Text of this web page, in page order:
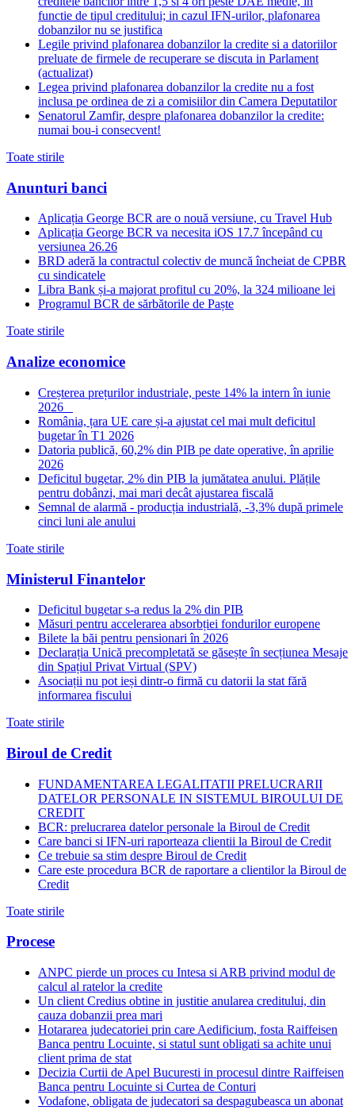
functie de tipul creditului; in cazul IFN-urilor, plafonarea
dobanzilor nu se justifica
Legile privind plafonarea dobanzilor la credite si a datoriilor
preluate de firmele de recuperare se discuta in Parlament
(actualizat)
Legea privind plafonarea dobanzilor la credite nu a fost
inclusa pe ordinea de zi a comisiilor din Camera Deputatilor
Senatorul Zamfir, despre plafonarea dobanzilor la credite:
numai bou-i consecvent!
Toate stirile
Anunturi banci
Aplicația George BCR are o nouă versiune, cu Travel Hub
Aplicația George BCR va necesita iOS 17.7 începând cu
versiunea 26.26
BRD aderă la contractul colectiv de muncă încheiat de CPBR
cu sindicatele
Libra Bank și-a majorat profitul cu 20%, la 324 milioane lei
Programul BCR de sărbătorile de Paște
Toate stirile
Analize economice
Creșterea prețurilor industriale, peste 14% la intern în iunie
2026
România, țara UE care și-a ajustat cel mai mult deficitul
bugetar în T1 2026
Datoria publică, 60,2% din PIB pe date operative, în aprilie
2026
Deficitul bugetar, 2% din PIB la jumătatea anului. Plățile
pentru dobânzi, mai mari decât ajustarea fiscală
Semnal de alarmă - producția industrială, -3,3% după primele
cinci luni ale anului
Toate stirile
Ministerul Finantelor
Deficitul bugetar s-a redus la 2% din PIB
Măsuri pentru accelerarea absorbției fondurilor europene
Bilete la băi pentru pensionari în 2026
Declarația Unică precompletată se găsește în secțiunea Mesaje
din Spațiul Privat Virtual (SPV)
Asociații nu pot ieși dintr-o firmă cu datorii la stat fără
informarea fiscului
Toate stirile
Biroul de Credit
FUNDAMENTAREA LEGALITATII PRELUCRARII
DATELOR PERSONALE IN SISTEMUL BIROULUI DE
CREDIT
BCR: prelucrarea datelor personale la Biroul de Credit
Care banci si IFN-uri raporteaza clientii la Biroul de Credit
Ce trebuie sa stim despre Biroul de Credit
Care este procedura BCR de raportare a clientilor la Biroul de
Credit
Toate stirile
Procese
ANPC pierde un proces cu Intesa si ARB privind modul de
calcul al ratelor la credite
Un client Credius obtine in justitie anularea creditului, din
cauza dobanzii prea mari
Hotararea judecatoriei prin care Aedificium, fosta Raiffeisen
Banca pentru Locuinte, si statul sunt obligati sa achite unui
client prima de stat
Decizia Curtii de Apel Bucuresti in procesul dintre Raiffeisen
Banca pentru Locuinte si Curtea de Conturi
Vodafone, obligata de judecatori sa despagubeasca un abonat